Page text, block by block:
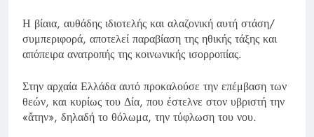
Η βίαια, αυθάδης ιδιοτελής και αλαζονική αυτή στάση/
συμπεριφορά, αποτελεί παραβίαση της ηθικής τάξης και
απόπειρα ανατροπής της κοινωνικής ισορροπίας.
Στην αρχαία Ελλάδα αυτό προκαλούσε την επέμβαση των
θεών, και κυρίως του Δία, που έστελνε στον υβριστή την
«ἄτην», δηλαδή το θόλωμα, την τύφλωση του νου.